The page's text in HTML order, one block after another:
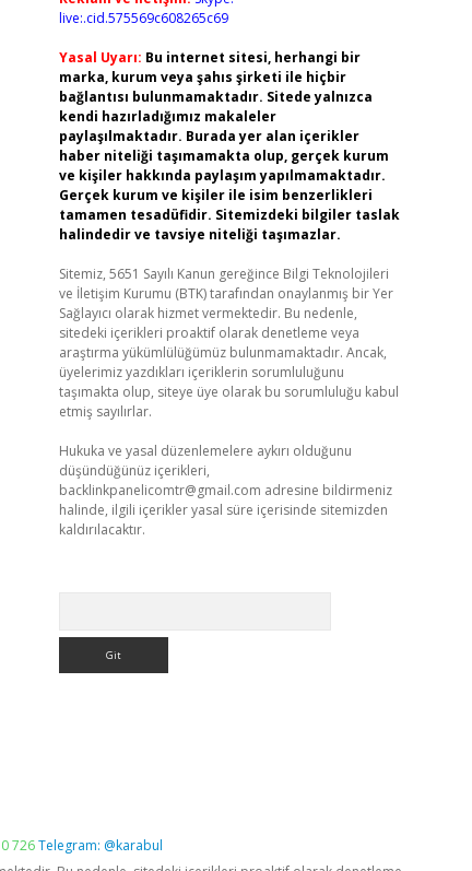
live:.cid.575569c608265c69
Yasal Uyarı: Bu internet sitesi, herhangi bir
marka, kurum veya şahıs şirketi ile hiçbir
bağlantısı bulunmamaktadır. Sitede yalnızca
kendi hazırladığımız makaleler
paylaşılmaktadır. Burada yer alan içerikler
haber niteliği taşımamakta olup, gerçek kurum
ve kişiler hakkında paylaşım yapılmamaktadır.
Gerçek kurum ve kişiler ile isim benzerlikleri
tamamen tesadüfidir. Sitemizdeki bilgiler taslak
halindedir ve tavsiye niteliği taşımazlar.
Sitemiz, 5651 Sayılı Kanun gereğince Bilgi Teknolojileri
ve İletişim Kurumu (BTK) tarafından onaylanmış bir Yer
Sağlayıcı olarak hizmet vermektedir. Bu nedenle,
sitedeki içerikleri proaktif olarak denetleme veya
araştırma yükümlülüğümüz bulunmamaktadır. Ancak,
üyelerimiz yazdıkları içeriklerin sorumluluğunu
taşımakta olup, siteye üye olarak bu sorumluluğu kabul
etmiş sayılırlar.
Hukuka ve yasal düzenlemelere aykırı olduğunu
düşündüğünüz içerikleri,
backlinkpanelicomtr@gmail.com adresine bildirmeniz
halinde, ilgili içerikler yasal süre içerisinde sitemizden
kaldırılacaktır.
726Telegram: @karabul